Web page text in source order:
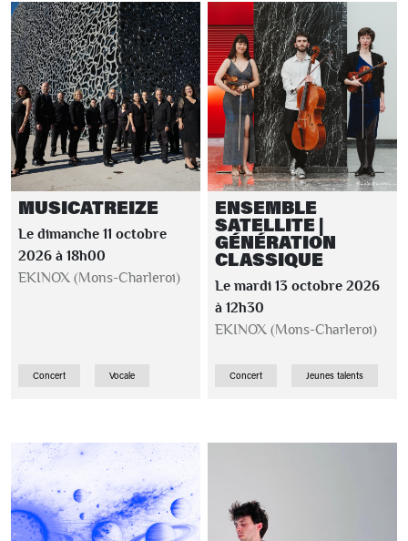
MUSICATREIZE
Le dimanche 11 octobre
2026 à 18h00
EKINOX (Mons-Charleroi)
Concert Vocale
ENSEMBLE
SATELLITE |
GÉNÉRATION
CLASSIQUE
Le mardi 13 octobre 2026
à 12h30
EKINOX (Mons-Charleroi)
Concert Jeunes talents